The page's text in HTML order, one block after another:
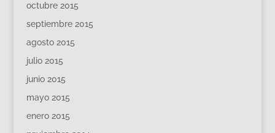
octubre 2015
septiembre 2015
agosto 2015
julio 2015
junio 2015
mayo 2015
enero 2015